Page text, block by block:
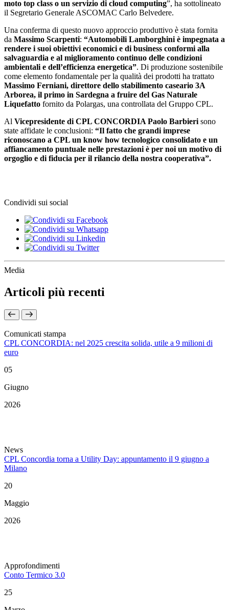
moto top class o un servizio di cloud computing”, ha sottolineato
il Segretario Generale ASCOMAC Carlo Belvedere.
Una conferma di questo nuovo approccio produttivo è stata fornita
da Massimo Scarpenti: “Automobili Lamborghini è impegnata a
rendere i suoi obiettivi economici e di business conformi alla
salvaguardia e al miglioramento continuo delle condizioni
ambientali e dell’efficienza energetica”. Di produzione sostenibile
come elemento fondamentale per la qualità dei prodotti ha trattato
Massimo Ferniani, direttore dello stabilimento caseario 3A
Arborea, il primo in Sardegna a fruire del Gas Naturale
Liquefatto fornito da Polargas, una controllata del Gruppo CPL.
Al Vicepresidente di CPL CONCORDIA Paolo Barbierisono
state affidate le conclusioni: “Il fatto che grandi imprese
riconoscano a CPL un know how tecnologico consolidato e un
affiancamento puntuale nelle prestazioni è per noi un motivo di
orgoglio e di fiducia per il rilancio della nostra cooperativa”.
Condividi sui social
Media
Articoli più recenti
Comunicati stampa
CPL CONCORDIA: nel 2025 crescita solida, utile a 9 milioni di
euro
05
Giugno
2026
News
CPL Concordia torna a Utility Day: appuntamento il 9 giugno a
Milano
20
Maggio
2026
Approfondimenti
Conto Termico 3.0
25